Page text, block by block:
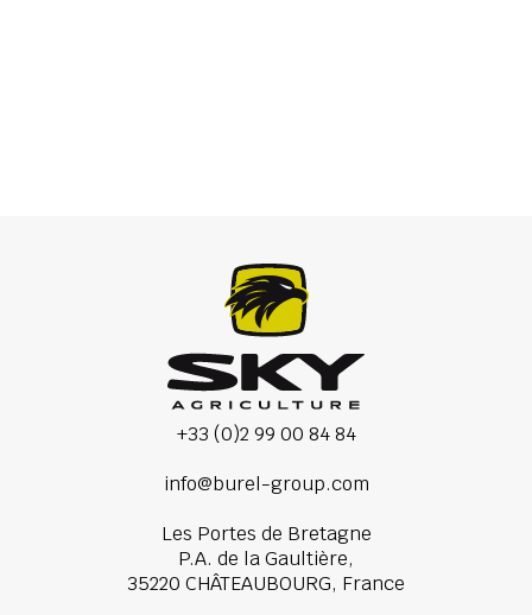
+33 (0)2 99 00 84 84
info@burel-group.com
Les Portes de Bretagne
P.A. de la Gaultière,
35220 CHÂTEAUBOURG, France